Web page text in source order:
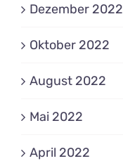
Dezember 2022
Oktober 2022
August 2022
Mai 2022
April 2022